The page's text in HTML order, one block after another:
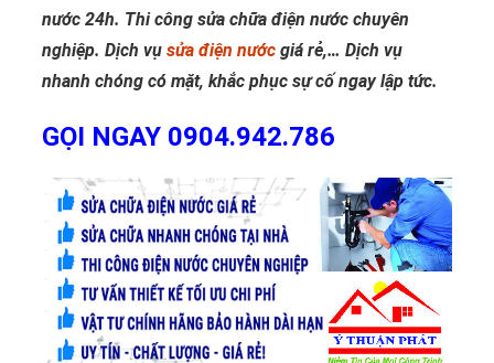
nước 24h. Thi công sửa chữa điện nước chuyên
nghiệp. Dịch vụ sửa điện nước giá rẻ,… Dịch vụ
nhanh chóng có mặt, khắc phục sự cố ngay lập tức.
GỌI NGAY 0904.942.786